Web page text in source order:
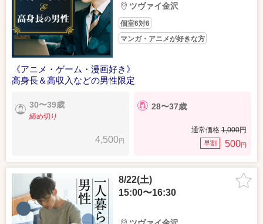
ツヴァイ金沢
個室6対6
マンガ・アニメが好きな方
《アニメ・ゲーム・漫画好き》
高身長＆高収入などの男性限定
30〜39歳
締め切り
4,500円
28〜37歳
通常価格 1,000円
早割 500円
8/22(土)
15:00〜16:30